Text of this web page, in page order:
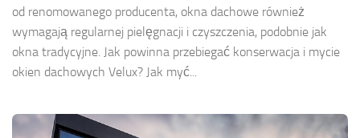
od renomowanego producenta, okna dachowe również
wymagają regularnej pielęgnacji i czyszczenia, podobnie jak
okna tradycyjne. Jak powinna przebiegać konserwacja i mycie
okien dachowych Velux? Jak myć...